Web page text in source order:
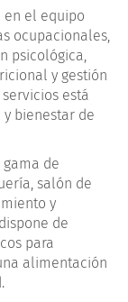
en el equipo
ocupacionales,
psicológica,
y gestión
está
bienestar de
de
salón de
y
de
para
alimentación